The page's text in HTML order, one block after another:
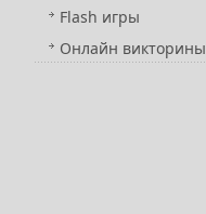
Flash игры
Онлайн викторины